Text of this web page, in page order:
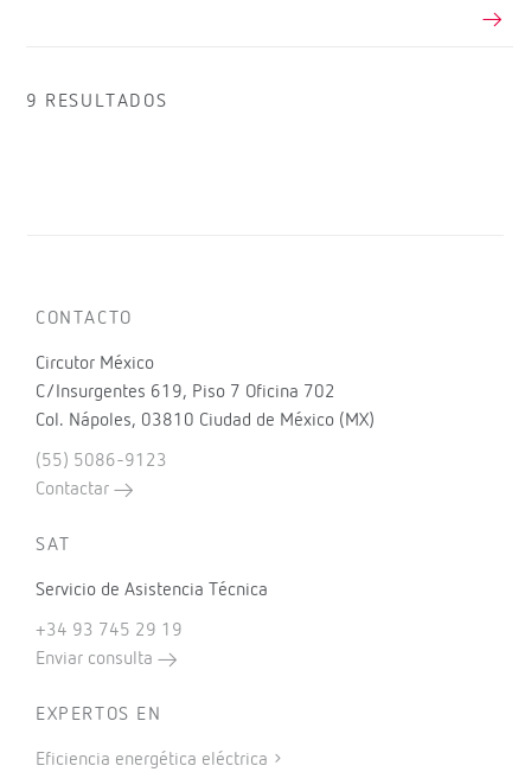
9 RESULTADOS
CONTACTO
Circutor México
C/Insurgentes 619, Piso 7 Oficina 702
Col. Nápoles, 03810 Ciudad de México (MX)
(55) 5086-9123
Contactar
SAT
Servicio de Asistencia Técnica
+34 93 745 29 19
Enviar consulta
EXPERTOS EN
Eficiencia energética eléctrica